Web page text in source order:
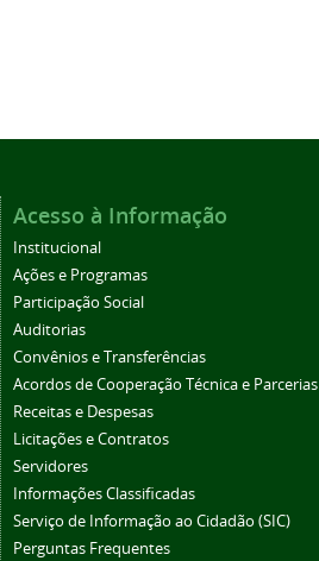
Acesso à Informação
Institucional
Ações e Programas
Participação Social
Auditorias
Convênios e Transferências
Acordos de Cooperação Técnica e Parcerias
Receitas e Despesas
Licitações e Contratos
Servidores
Informações Classificadas
Serviço de Informação ao Cidadão (SIC)
Perguntas Frequentes